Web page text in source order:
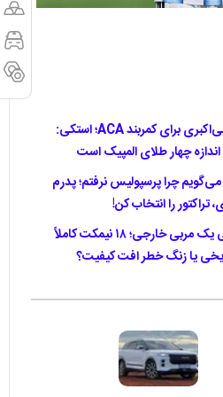
نبرد تاریخی امیر علی‌اکبری برای کمربند ACA؛ استکی:
چهار طلای المپیک است
می‌گویم چرا پرسپولیس نرفتم؛ پدرم
را انتخاب کن!
لیگ برتر بدون حتی یک مربی خارجی؛ ۱۸ نیمکت کاملاً
یا زنگ خطر افت کیفیت؟